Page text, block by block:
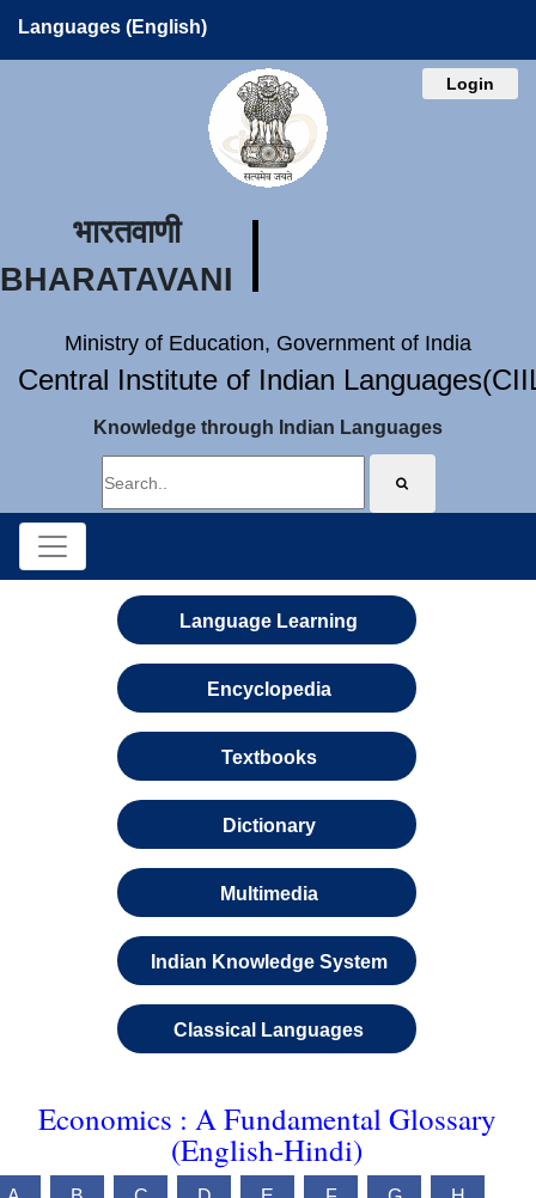
Languages (English)
Login
भारतवाणी
BHARATAVANI
Ministry of Education, Government of India
Central Institute of Indian
Knowledge through Indian Languages
Language Learning
Encyclopedia
Textbooks
Dictionary
Multimedia
Indian Knowledge System
Classical Languages
Economics : A Fundamental Glossary
(English-Hindi)